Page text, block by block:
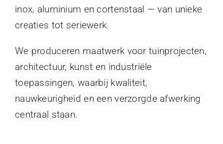
inox, aluminium en cortenstaal — van unieke
creaties tot seriewerk.
We produceren maatwerk voor tuinprojecten,
architectuur, kunst en industriële
toepassingen, waarbij kwaliteit,
nauwkeurigheid en een verzorgde afwerking
centraal staan.